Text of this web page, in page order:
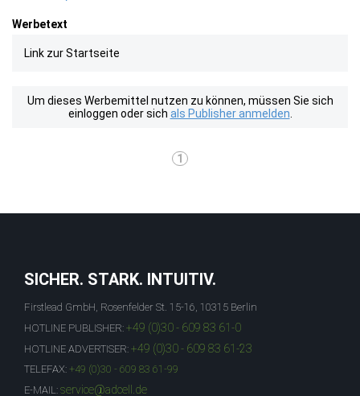
Werbetext
Link zur Startseite
Um dieses Werbemittel nutzen zu können, müssen Sie sich
einloggen oder sich als Publisher anmelden
1
SICHER. STARK. INTUITIV.
Firstlead GmbH, Rosenfelder St. 15-16, 10315 Berlin
HOTLINE PUBLISHER: +49 (0)30 - 609 83 61-0
HOTLINE ADVERTISER: +49 (0)30 - 609 83 61-23
TELEFAX: +49 (0)30 - 609 83 61-99
E-MAIL: service@adcell.de